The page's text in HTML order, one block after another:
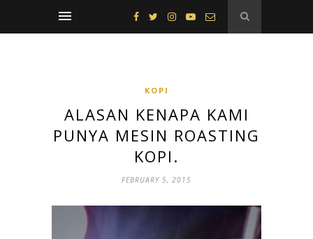
KOPI
ALASAN KENAPA KAMI
PUNYA MESIN ROASTING
KOPI.
FEBRUARY 5, 2015